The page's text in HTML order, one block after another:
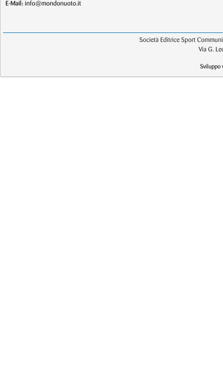
E-Mail: info@mondonuoto.it
Società Editrice Sport
Via G.
Sviluppo